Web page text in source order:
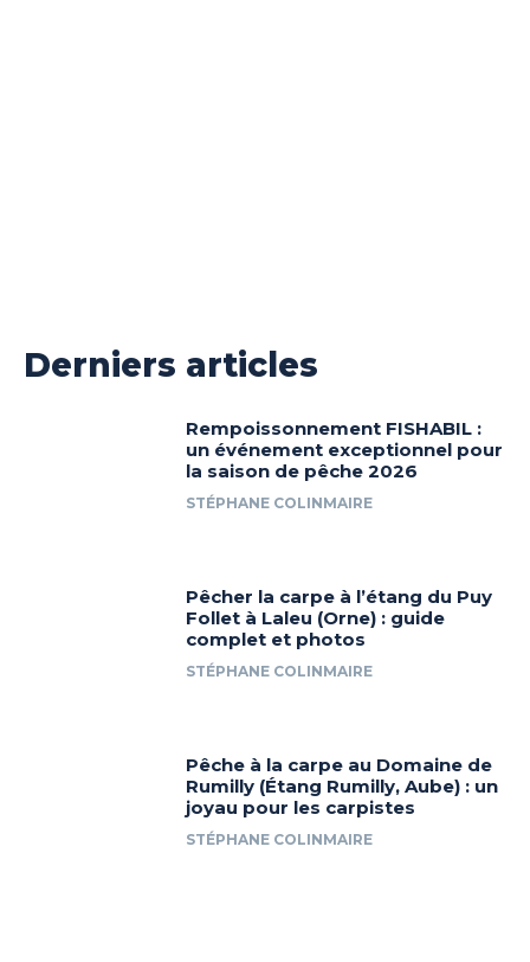
Derniers articles
Rempoissonnement FISHABIL :
un événement exceptionnel pour
la saison de pêche 2026
STÉPHANE COLINMAIRE
Pêcher la carpe à l’étang du Puy
Follet à Laleu (Orne) : guide
complet et photos
STÉPHANE COLINMAIRE
Pêche à la carpe au Domaine de
Rumilly (Étang Rumilly, Aube) : un
joyau pour les carpistes
STÉPHANE COLINMAIRE